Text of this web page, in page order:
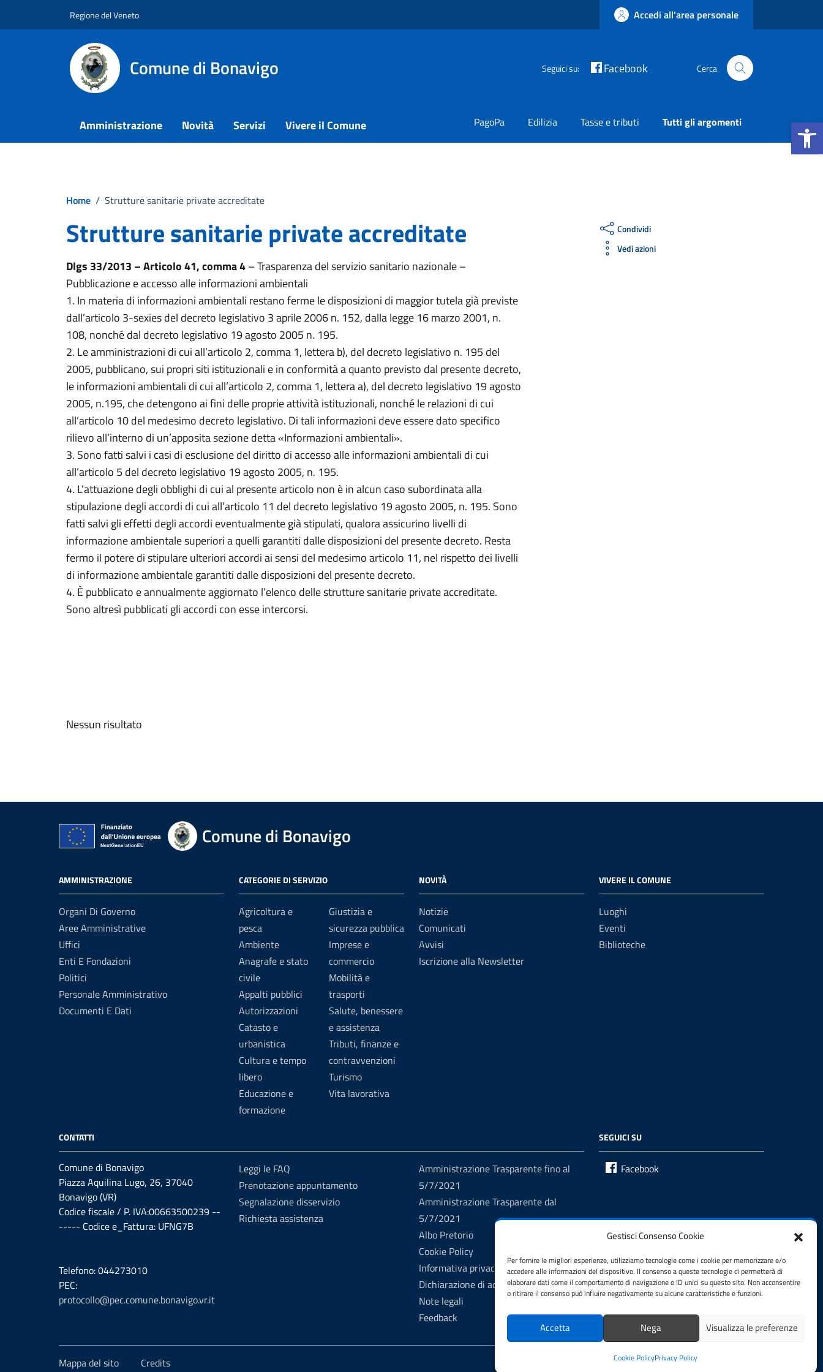
Apri la
Gestisci Consenso Cookie
Per fornire le migliori esperienze, utilizziamo tecnologie come i cookie per memorizzare e/o
accedere alle informazioni del dispositivo. Il consenso a queste tecnologie ci permetterà di
elaborare dati come il comportamento di navigazione o ID unici su questo sito. Non acconsentire
o ritirare il consenso può influire negativamente su alcune caratteristiche e funzioni.
Accetta Nega Visualizza le preferenze
Cookie PolicyPrivacy Policy
Regione del Veneto Accedi all'area personale
Comune di Bonavigo Seguici su: Facebook Cerca
Amministrazione Novità Servizi Vivere il Comune PagoPa Edilizia Tasse e tributi Tutti gli argomenti
Home / Strutture sanitarie private accreditate
Strutture sanitarie private accreditate
Dlgs 33/2013 – Articolo 41, comma 4– Trasparenza del servizio sanitario nazionale –
Pubblicazione e accesso alle informazioni ambientali
1. In materia di informazioni ambientali restano ferme le disposizioni di maggior tutela già previste
dall’articolo 3-sexies del decreto legislativo 3 aprile 2006 n. 152, dalla legge 16 marzo 2001, n.
108, nonché dal decreto legislativo 19 agosto 2005 n. 195.
2. Le amministrazioni di cui all’articolo 2, comma 1, lettera b), del decreto legislativo n. 195 del
2005, pubblicano, sui propri siti istituzionali e in conformità a quanto previsto dal presente decreto,
le informazioni ambientali di cui all’articolo 2, comma 1, lettera a), del decreto legislativo 19 agosto
2005, n.195, che detengono ai fini delle proprie attività istituzionali, nonché le relazioni di cui
all’articolo 10 del medesimo decreto legislativo. Di tali informazioni deve essere dato specifico
rilievo all’interno di un’apposita sezione detta «Informazioni ambientali».
3. Sono fatti salvi i casi di esclusione del diritto di accesso alle informazioni ambientali di cui
all’articolo 5 del decreto legislativo 19 agosto 2005, n. 195.
4. L’attuazione degli obblighi di cui al presente articolo non è in alcun caso subordinata alla
stipulazione degli accordi di cui all’articolo 11 del decreto legislativo 19 agosto 2005, n. 195. Sono
fatti salvi gli effetti degli accordi eventualmente già stipulati, qualora assicurino livelli di
informazione ambientale superiori a quelli garantiti dalle disposizioni del presente decreto. Resta
fermo il potere di stipulare ulteriori accordi ai sensi del medesimo articolo 11, nel rispetto dei livelli
di informazione ambientale garantiti dalle disposizioni del presente decreto.
4. È pubblicato e annualmente aggiornato l’elenco delle strutture sanitarie private accreditate.
Sono altresì pubblicati gli accordi con esse intercorsi.
Condividi
Vedi azioni
Nessun risultato
Comune di Bonavigo
AMMINISTRAZIONE
Organi Di Governo
Aree Amministrative
Uffici
Enti E Fondazioni
Politici
Personale Amministrativo
Documenti E Dati
CATEGORIE DI SERVIZIO
Agricoltura e
pesca
Ambiente
Anagrafe e stato
civile
Appalti pubblici
Autorizzazioni
Catasto e
urbanistica
Cultura e tempo
libero
Educazione e
formazione
Giustizia e
sicurezza pubblica
Imprese e
commercio
Mobilità e
trasporti
Salute, benessere
e assistenza
Tributi, finanze e
contravvenzioni
Turismo
Vita lavorativa
NOVITÀ
Notizie
Comunicati
Avvisi
Iscrizione alla Newsletter
VIVERE IL COMUNE
Luoghi
Eventi
Biblioteche
CONTATTI
Comune di Bonavigo
Piazza Aquilina Lugo, 26, 37040
Bonavigo (VR)
Codice fiscale / P. IVA:00663500239 --
----- Codice e_Fattura: UFNG7B
Telefono: 044273010
PEC:
protocollo@pec.comune.bonavigo.vr.it
Leggi le FAQ
Prenotazione appuntamento
Segnalazione disservizio
Richiesta assistenza
Amministrazione Trasparente fino al
5/7/2021
Amministrazione Trasparente dal
5/7/2021
Albo Pretorio
Cookie Policy
Informativa privacy
Dichiarazione di accessibilità
Note legali
Feedback
SEGUICI SU
Facebook
Mappa del sito Credits